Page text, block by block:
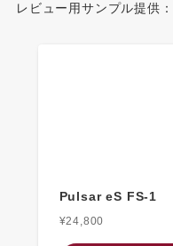
レビュー用サンプル提供
Pulsar eS FS-1
¥24,800